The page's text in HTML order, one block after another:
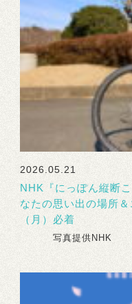
2026.05.21
NHK『にっぽん縦断
なたの思い出の場所
（月）必着
写真提供NHK